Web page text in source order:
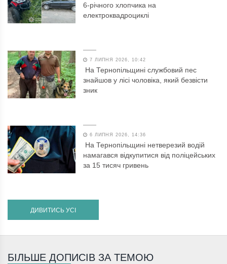
6-річного хлопчика на
електроквадроциклі
7 ЛИПНЯ 2026, 10:42
На Тернопільщині службовий пес
знайшов у лісі чоловіка, який безвісти
зник
6 ЛИПНЯ 2026, 14:36
На Тернопільщині нетверезий водій
намагався відкупитися від поліцейських
за 15 тисяч гривень
ДИВИТИСЬ УСІ
БІЛЬШЕ ДОПИСІВ ЗА ТЕМОЮ